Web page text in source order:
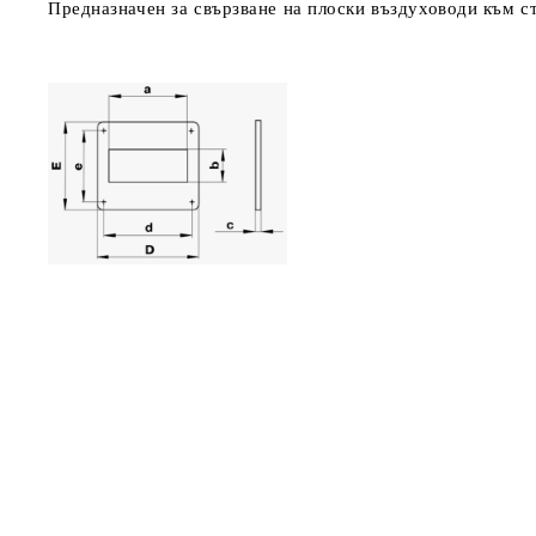
Предназначен за свързване на плоски въздуховоди към